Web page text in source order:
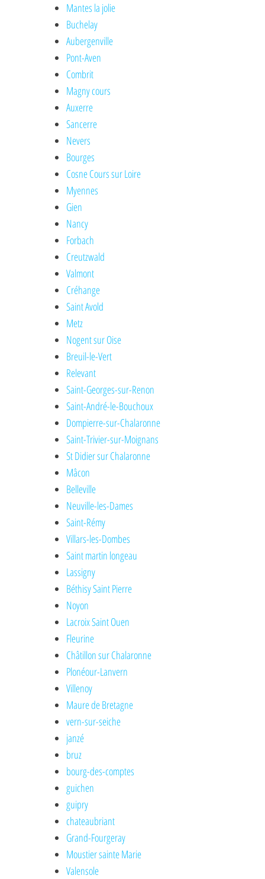
Mantes la jolie
Buchelay
Aubergenville
Pont-Aven
Combrit
Magny cours
Auxerre
Sancerre
Nevers
Bourges
Cosne Cours sur Loire
Myennes
Gien
Nancy
Forbach
Creutzwald
Valmont
Créhange
Saint Avold
Metz
Nogent sur Oise
Breuil-le-Vert
Relevant
Saint-Georges-sur-Renon
Saint-André-le-Bouchoux
Dompierre-sur-Chalaronne
Saint-Trivier-sur-Moignans
St Didier sur Chalaronne
Mâcon
Belleville
Neuville-les-Dames
Saint-Rémy
Villars-les-Dombes
Saint martin longeau
Lassigny
Béthisy Saint Pierre
Noyon
Lacroix Saint Ouen
Fleurine
Châtillon sur Chalaronne
Plonéour-Lanvern
Villenoy
Maure de Bretagne
vern-sur-seiche
janzé
bruz
bourg-des-comptes
guichen
guipry
chateaubriant
Grand-Fourgeray
Moustier sainte Marie
Valensole